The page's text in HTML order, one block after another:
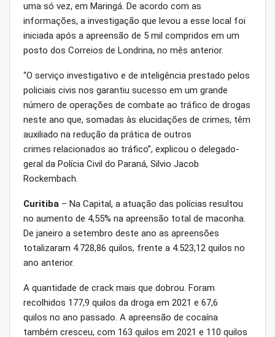
uma só vez, em Maringá. De acordo com as
informações, a investigação que levou a esse local foi
iniciada após a apreensão de 5 mil compridos em um
posto dos Correios de Londrina, no mês anterior.
“O serviço investigativo e de inteligência prestado pelos
policiais civis nos garantiu sucesso em um grande
número de operações de combate ao tráfico de drogas
neste ano que, somadas às elucidações de crimes, têm
auxiliado na redução da prática de outros
crimes relacionados ao tráfico”, explicou o delegado-
geral da Polícia Civil do Paraná, Silvio Jacob
Rockembach.
Curitiba– Na Capital, a atuação das polícias resultou
no aumento de 4,55% na apreensão total de maconha.
De janeiro a setembro deste ano as apreensões
totalizaram 4.728,86 quilos, frente a 4.523,12 quilos no
ano anterior.
A quantidade de crack mais que dobrou. Foram
recolhidos 177,9 quilos da droga em 2021 e 67,6
quilos no ano passado. A apreensão de cocaína
também cresceu, com 163 quilos em 2021 e 110 quilos